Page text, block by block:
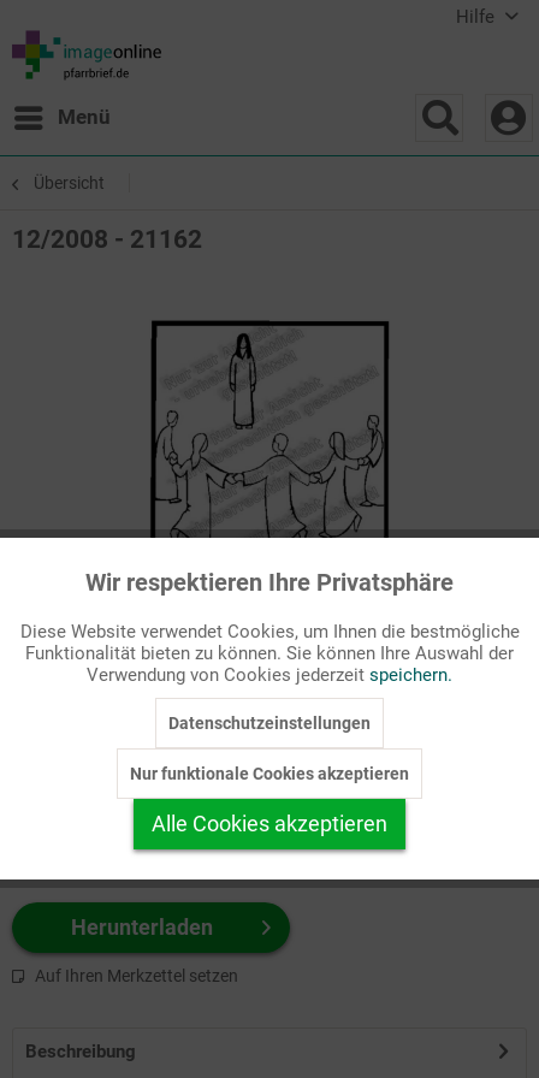
Hilfe
Menü
Übersicht
12/2008 - 21162
Passende Stichworte
Bibel, NT
zuerst Ihr Produktformat aus.
z.B. Farbe-Grafik, Schwarz-Weiß-Grafik, mit/ohne Text ...
Herunterladen
Auf Ihren Merkzettel setzen
Beschreibung
Funktionale Aktiv
Marketing Inaktiv
Personalisierung Inaktiv
Service
Wir respektieren Ihre Privatsphäre
Diese Website verwendet Cookies, um Ihnen die bestmögliche
Funktionalität bieten zu können. Sie können Ihre Auswahl der
Verwendung von Cookies jederzeit speichern.
Datenschutzeinstellungen
Nur funktionale Cookies akzeptieren
Alle Cookies akzeptieren